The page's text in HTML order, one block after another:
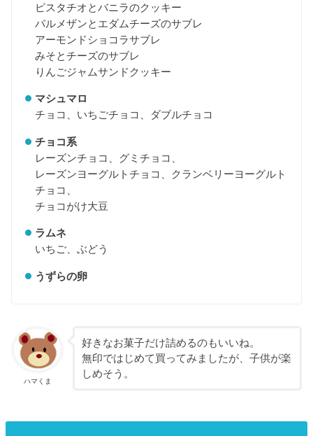
ピスタチオとバニラのクッキー
パルメザンとエダムチーズのサブレ
アーモンドショコラサブレ
みそとチーズのサブレ
りんごジャムサンドクッキー
マシュマロ
チョコ、いちごチョコ、ダブルチョコ
チョコ系
レーズンチョコ、グミチョコ、
レーズンヨーグルトチョコ、クランベリーヨーグルト
チョコ、
チョコがけ大豆
ラムネ
いちご、ぶどう
うずらの卵
ハマくま
好きなお菓子だけ詰めるのもいいね。
無印ではじめて買ってみましたが、子供が楽
しめそう。